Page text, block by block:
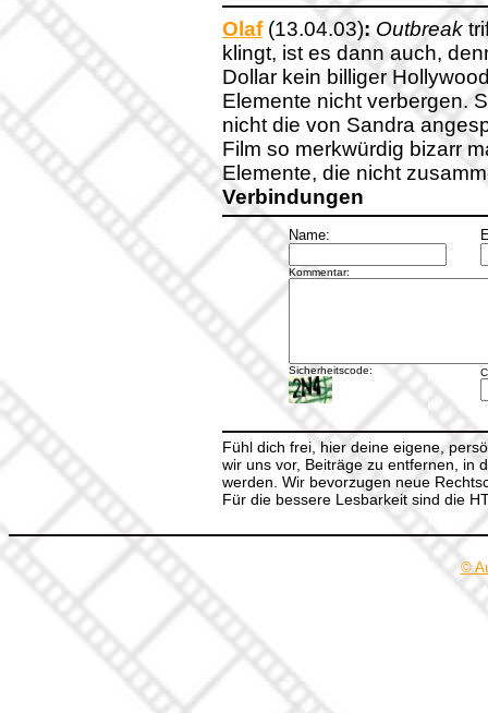
Olaf(13.04.03): Outbreak
klingt, ist es dann auch,
Dollar kein billiger
Elemente nicht verbergen.
nicht die von Sandra
Film so merkwürdig bizarr
Elemente, die nicht
Verbindungen
Name:
Kommentar:
Sicherheitscode:
Fühl dich frei, hier deine eigene,
wir uns vor, Beiträge zu entfernen, in
werden. Wir bevorzugen neue
Für die bessere Lesbarkeit sind die
©